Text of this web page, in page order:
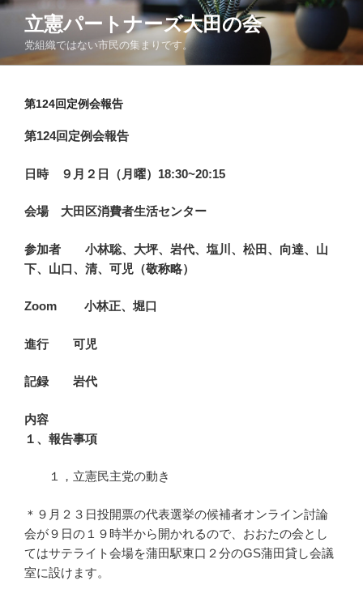
コ
ン
立憲パートナーズ大田の会
党組織ではない市民の集まりです。
第124回定例会報告
第124回定例会報告
日時 ９月２ 日（月曜）18:30~20:15
会場 大田区消費者生活センター
参加者 小林聡、大坪、岩代、塩川、松田、向達、山
下、山口、清、可児（敬称略）
Zoom 小林正、堀口
進行 可児
記録 岩代
内容
１、 報告事項
１，立憲民主党の動き
＊９月２３日投開票の代表選挙の候補者オンライン討論
会が９日の１９時半から開かれるので、おおたの会とし
てはサテライト会場を蒲田駅東口２分のGS蒲田貸し会議
室に設けます。